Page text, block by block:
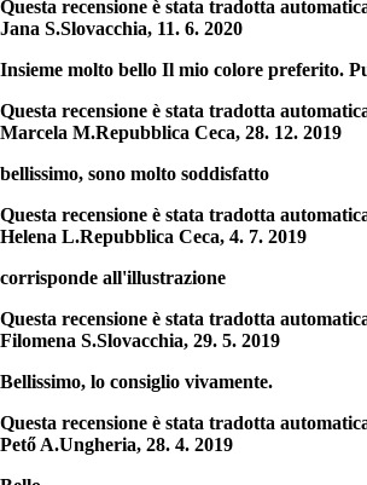
Questa recensione è stata tradotta
Jana S.Slovacchia, 11. 6. 2020
Insieme molto bello Il mio colore preferito.
Questa recensione è stata tradotta
Marcela M.Repubblica Ceca, 28. 12. 2019
bellissimo, sono molto soddisfatto
Questa recensione è stata tradotta
Helena L.Repubblica Ceca, 4. 7. 2019
corrisponde all'illustrazione
Questa recensione è stata tradotta
Filomena S.Slovacchia, 29. 5. 2019
Bellissimo, lo consiglio vivamente.
Questa recensione è stata tradotta
Pető A.Ungheria, 28. 4. 2019